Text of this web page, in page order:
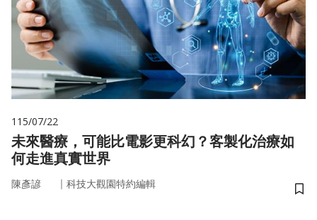
115/07/22
未來醫療，可能比電影更科幻？客製化治療如
何走進真實世界
陳彥諺 ｜ 科技大觀園特約編輯
儲